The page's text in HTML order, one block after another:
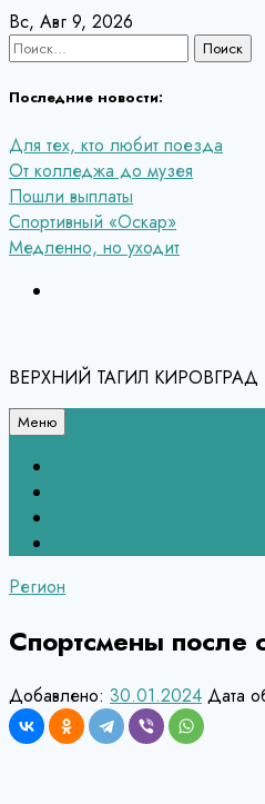
Перейти
к
Вс, Авг 9, 2026
Найти:
Последние новости:
Для тех, кто любит поезда
От колледжа до музея
Пошли выплаты
Спортивный «Оскар»
Медленно, но уходит
ВЕРХНИЙ ТАГИЛ
Меню
Регион
Спортсмены после
Добавлено: 30.01.2024 Дата